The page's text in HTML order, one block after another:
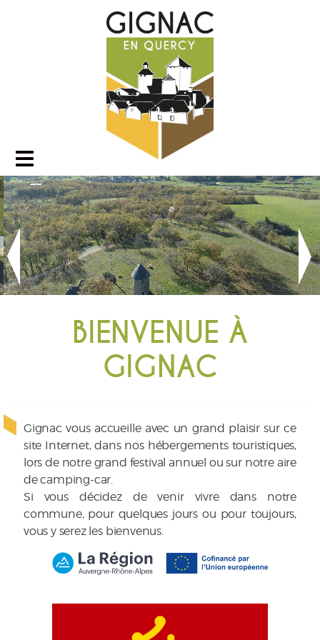
BIENVENUE À
GIGNAC
Gignac vous accueille avec un grand plaisir sur ce
site Internet, dans nos hébergements touristiques,
lors de notre grand festival annuel ou sur notre aire
de camping-car.
Si vous décidez de venir vivre dans notre
commune, pour quelques jours ou pour toujours,
vous y serez les bienvenus.